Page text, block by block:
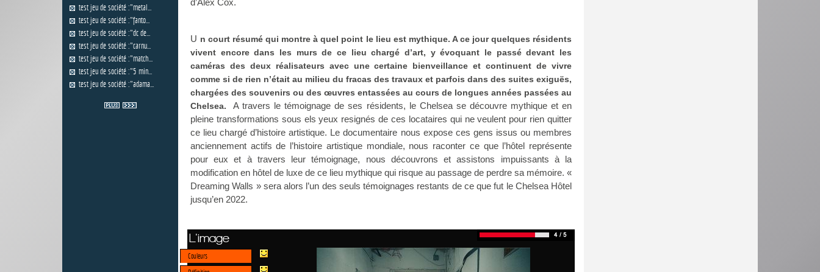
test jeu de société :"metal...
test jeu de société :"fanto...
test jeu de société :"dc de...
test jeu de société :"carnu...
test jeu de société :"match...
test jeu de société :"5 min...
test jeu de société :"adama...
U n court résumé qui montre à quel point le lieu est mythique. A ce jour quelques résidents
vivent encore dans les murs de ce lieu chargé d’art, y évoquant le passé devant les
caméras des deux réalisateurs avec une certaine bienveillance et continuent de vivre
comme si de rien n’était au milieu du fracas des travaux et parfois dans des suites exiguës,
chargées des souvenirs ou des œuvres entassées au cours de longues années passées au
Chelsea.
A travers le témoignage de ses résidents, le Chelsea se découvre mythique et en
pleine transformations sous els yeux resignés de ces locataires qui ne veulent pour rien quitter
ce lieu chargé d’histoire artistique. Le documentaire nous expose ces gens issus ou membres
anciennement actifs de l’histoire artistique mondiale, nous raconter ce que l’hôtel représente
pour eux et à travers leur témoignage, nous découvrons et assistons impuissants à la
modification en hôtel de luxe de ce lieu mythique qui risque au passage de perdre sa mémoire. «
Dreaming Walls » sera alors l’un des seuls témoignages restants de ce que fut le Chelsea Hôtel
jusqu’en 2022.
L'image
Couleurs